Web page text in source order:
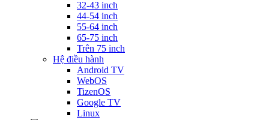
32-43 inch
44-54 inch
55-64 inch
65-75 inch
Trên 75 inch
Hệ điều hành
Android TV
WebOS
TizenOS
Google TV
Linux